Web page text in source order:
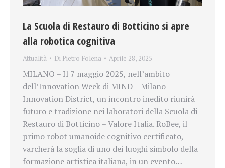
La Scuola di Restauro di Botticino si apre
alla robotica cognitiva
Attualità Di Pietro Folena Aprile 28, 2025
MILANO – Il 7 maggio 2025, nell’ambito
dell’Innovation Week di MIND – Milano
Innovation District, un incontro inedito riunirà
futuro e tradizione nei laboratori della Scuola di
Restauro di Botticino – Valore Italia. RoBee, il
primo robot umanoide cognitivo certificato,
varcherà la soglia di uno dei luoghi simbolo della
formazione artistica italiana, in un evento…